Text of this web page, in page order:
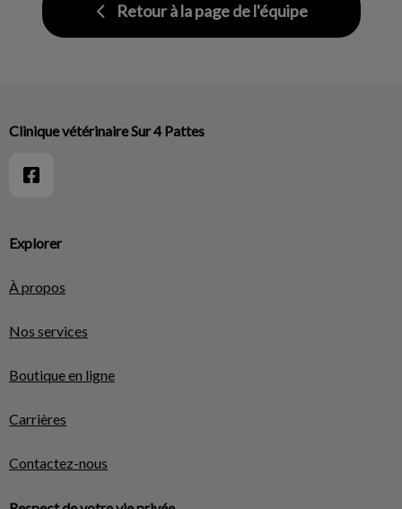
Retour à la page de l'équipe
Explorer
À propos
Nos services
Boutique en ligne
Carrières
Contactez-nous
Clinique vétérinaire Sur 4 Pattes